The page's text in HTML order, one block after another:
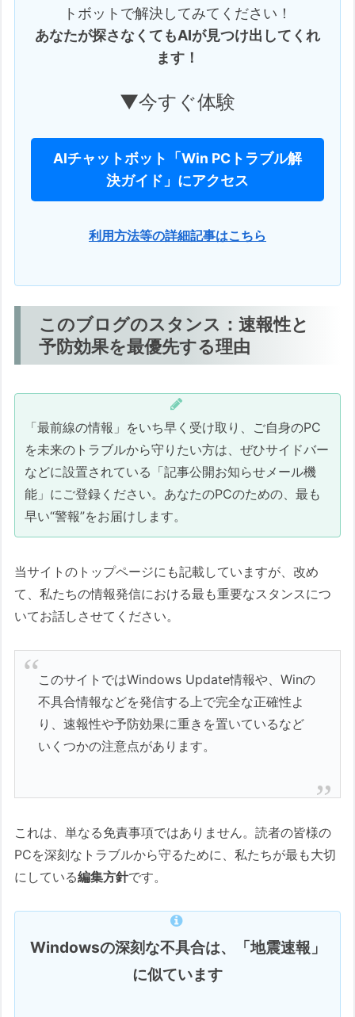
トボットで解決してみてください！
あなたが探さなくてもAIが見つけ出してくれ
ます！
▼今すぐ体験
AIチャットボット「Win PCトラブル解
決ガイド」にアクセス
利用方法等の詳細記事はこちら
このブログのスタンス：速報性と
予防効果を最優先する理由
「最前線の情報」をいち早く受け取り、ご自身のPC
を未来のトラブルから守りたい方は、ぜひサイドバー
などに設置されている「記事公開お知らせメール機
能」にご登録ください。あなたのPCのための、最も
早い“警報”をお届けします。
当サイトのトップページにも記載していますが、改め
て、私たちの情報発信における最も重要なスタンスにつ
いてお話しさせてください。
このサイトではWindows Update情報や、Winの
不具合情報などを発信する上で完全な正確性よ
り、速報性や予防効果に重きを置いているなど
いくつかの注意点があります。
これは、単なる免責事項ではありません。読者の皆様の
PCを深刻なトラブルから守るために、私たちが最も大切
にしている編集方針です。
Windowsの深刻な不具合は、「地震速報」
に似ています